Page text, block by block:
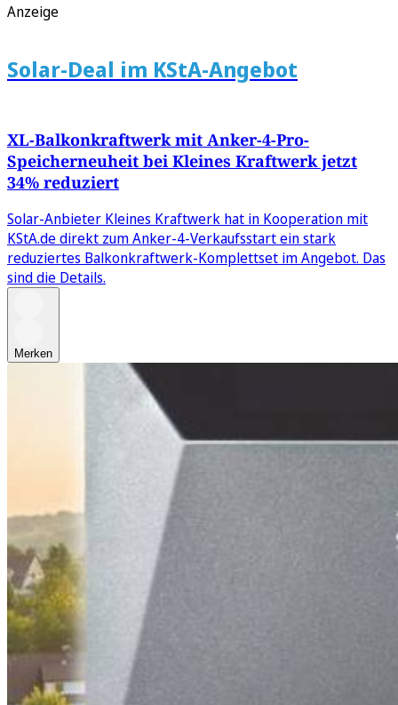
Anzeige
Solar-Deal im KStA-Angebot
XL-Balkonkraftwerk mit Anker-4-Pro-
Speicherneuheit bei Kleines Kraftwerk jetzt
34% reduziert
Solar-Anbieter Kleines Kraftwerk hat in Kooperation mit
KStA.de direkt zum Anker-4-Verkaufsstart ein stark
reduziertes Balkonkraftwerk-Komplettset im Angebot. Das
sind die Details.
Merken